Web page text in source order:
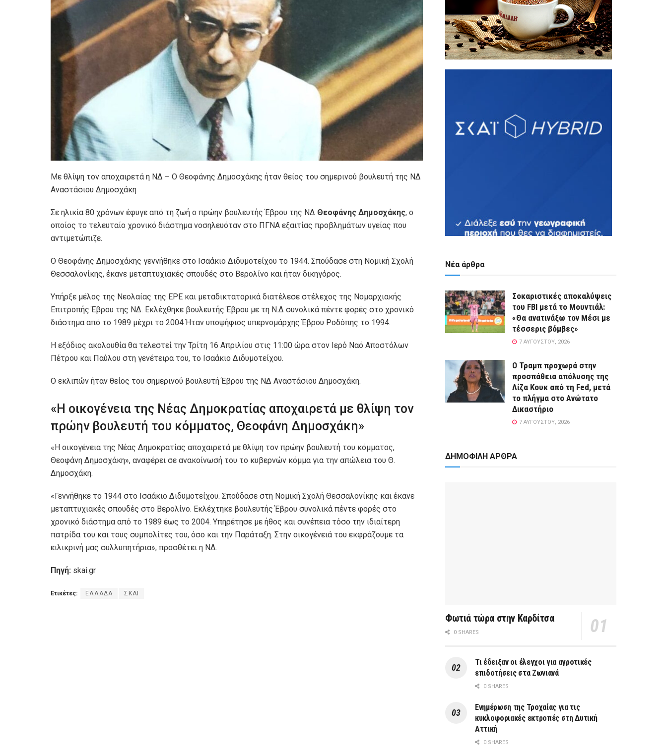
Με θλίψη τον αποχαιρετά η ΝΔ – Ο Θεοφάνης Δημοσχάκης ήταν θείος του σημερινού βουλευτή της ΝΔ
Αναστάσιου Δημοσχάκη
Σε ηλικία 80 χρόνων έφυγε από τη ζωή ο πρώην βουλευτής Έβρου της ΝΔ Θεοφάνης Δημοσχάκης, ο
οποίος το τελευταίο χρονικό διάστημα νοσηλευόταν στο ΠΓΝΑ εξαιτίας προβλημάτων υγείας που
αντιμετώπιζε.
Ο Θεοφάνης Δημοσχάκης γεννήθηκε στο Ισαάκιο Διδυμοτείχου το 1944. Σπούδασε στη Νομική Σχολή
Θεσσαλονίκης, έκανε μεταπτυχιακές σπουδές στο Βερολίνο και ήταν δικηγόρος.
Υπήρξε μέλος της Νεολαίας της ΕΡΕ και μεταδικτατορικά διατέλεσε στέλεχος της Νομαρχιακής
Επιτροπής Έβρου της ΝΔ. Εκλέχθηκε βουλευτής Έβρου με τη Ν.Δ συνολικά πέντε φορές στο χρονικό
διάστημα από το 1989 μέχρι το 2004 Ήταν υποψήφιος υπερνομάρχης Έβρου Ροδόπης το 1994.
Η εξόδιος ακολουθία θα τελεστεί την Τρίτη 16 Απριλίου στις 11:00 ώρα στον Ιερό Ναό Αποστόλων
Πέτρου και Παύλου στη γενέτειρα του, το Ισαάκιο Διδυμοτείχου.
Ο εκλιπών ήταν θείος του σημερινού βουλευτή Έβρου της ΝΔ Αναστάσιου Δημοσχάκη.
«Η οικογένεια της Νέας Δημοκρατίας αποχαιρετά με θλίψη τον
πρώην βουλευτή του κόμματος, Θεοφάνη Δημοσχάκη»
«Η οικογένεια της Νέας Δημοκρατίας αποχαιρετά με θλίψη τον πρώην βουλευτή του κόμματος,
Θεοφάνη Δημοσχάκη», αναφέρει σε ανακοίνωσή του το κυβερνών κόμμα για την απώλεια του Θ.
Δημοσχάκη.
«Γεννήθηκε το 1944 στο Ισαάκιο Διδυμοτείχου. Σπούδασε στη Νομική Σχολή Θεσσαλονίκης και έκανε
μεταπτυχιακές σπουδές στο Βερολίνο. Εκλέχτηκε βουλευτής Έβρου συνολικά πέντε φορές στο
χρονικό διάστημα από το 1989 έως το 2004. Υπηρέτησε με ήθος και συνέπεια τόσο την ιδιαίτερη
πατρίδα του και τους συμπολίτες του, όσο και την Παράταξη. Στην οικογένειά του εκφράζουμε τα
ειλικρινή μας συλλυπητήρια», προσθέτει η ΝΔ.
Πηγή: skai.gr
Ετικέτες: ΕΛΛΑΔΑ ΣΚΑΙ
Νέα άρθρα
Σοκαριστικές αποκαλύψεις
του FBI μετά το Μουντιάλ:
«Θα ανατινάξω τον Μέσι με
τέσσερις βόμβες»
7 ΑΥΓΟΎΣΤΟΥ, 2026
Ο Τραμπ προχωρά στην
προσπάθεια απόλυσης της
Λίζα Κουκ από τη Fed, μετά
το πλήγμα στο Ανώτατο
Δικαστήριο
7 ΑΥΓΟΎΣΤΟΥ, 2026
ΔΗΜΟΦΙΛΗ ΑΡΘΡΑ
Φωτιά τώρα στην Καρδίτσα
0 SHARES
Τι έδειξαν οι έλεγχοι για αγροτικές
επιδοτήσεις στα Ζωνιανά
0 SHARES
Ενημέρωση της Τροχαίας για τις
κυκλοφοριακές εκτροπές στη Δυτική
Αττική
0 SHARES